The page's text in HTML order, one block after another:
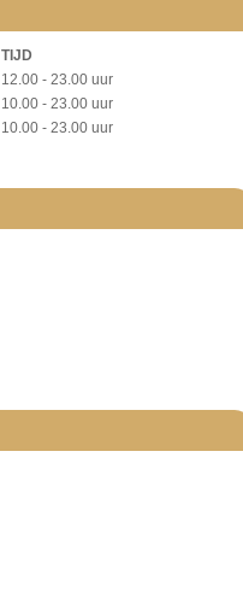
TIJD
12.00 - 23.00 uur
10.00 - 23.00 uur
10.00 - 23.00 uur